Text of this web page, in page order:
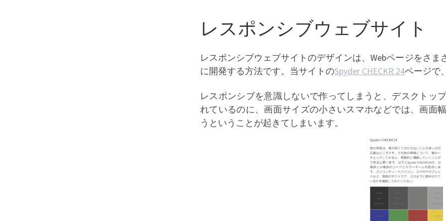
レスポンシブウェブサイト
レスポンシブウェブサイトのデザインは、Webページをさ
に開発する方法です。当サイトのSpyder CHECKR 24ページで
レスポンシブを意識しないで作ってしまうと、デスクトッ
れているのに、画面サイズの小さいスマホなどでは、画面
うということが起きてしまいます。